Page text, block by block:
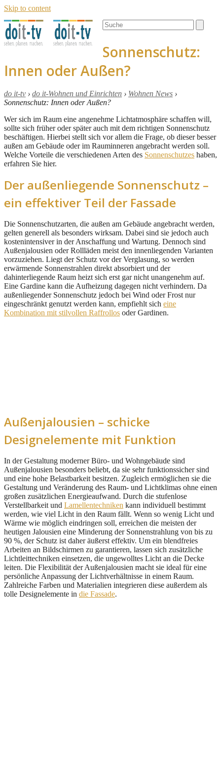
Skip to content
Open
mobile
Close
mobile
Search
Sonnenschutz:
Innen oder Außen?
do it-tv › do it-Wohnen und Einrichten › Wohnen News ›
Sonnenschutz: Innen oder Außen?
Wer sich im Raum eine angenehme Lichtatmosphäre schaffen will,
sollte sich früher oder später auch mit dem richtigen Sonnenschutz
beschäftigen. Hierbei stellt sich vor allem die Frage, ob dieser besser
außen am Gebäude oder im Rauminneren angebracht werden soll.
Welche Vorteile die verschiedenen Arten des Sonnenschutzes haben,
erfahren Sie hier.
Der außenliegende Sonnenschutz –
ein effektiver Teil der Fassade
Die Sonnenschutzarten, die außen am Gebäude angebracht werden,
gelten generell als besonders wirksam. Dabei sind sie jedoch auch
kostenintensiver in der Anschaffung und Wartung. Dennoch sind
Außenjalousien oder Rollläden meist den innenliegenden Varianten
vorzuziehen. Liegt der Schutz vor der Verglasung, so werden
erwärmende Sonnenstrahlen direkt absorbiert und der
dahinterliegende Raum heizt sich erst gar nicht unangenehm auf.
Eine Gardine kann die Aufheizung dagegen nicht verhindern. Da
außenliegender Sonnenschutz jedoch bei Wind oder Frost nur
eingeschränkt genutzt werden kann, empfiehlt sich eine
Kombination mit stilvollen Raffrollos oder Gardinen.
Außenjalousien – schicke
Designelemente mit Funktion
In der Gestaltung moderner Büro- und Wohngebäude sind
Außenjalousien besonders beliebt, da sie sehr funktionssicher sind
und eine hohe Belastbarkeit besitzen. Zugleich ermöglichen sie die
Gestaltung und Veränderung des Raum- und Lichtklimas ohne einen
großen zusätzlichen Energieaufwand. Durch die stufenlose
Verstellbarkeit und Lamellentechniken kann individuell bestimmt
werden, wie viel Licht in den Raum fällt. Wenn so wenig Licht und
Wärme wie möglich eindringen soll, erreichen die meisten der
heutigen Jalousien eine Minderung der Sonnenstrahlung von bis zu
90 %, der Schutz ist daher äußerst effektiv. Um ein blendfreies
Arbeiten an Bildschirmen zu garantieren, lassen sich zusätzliche
Lichtleittechniken einsetzen, die ungewolltes Licht an die Decke
leiten. Die Flexibilität der Außenjalousien macht sie ideal für eine
persönliche Anpassung der Lichtverhältnisse in einem Raum.
Zahlreiche Farben und Materialien integrieren diese außerdem als
tolle Designelemente in die Fassade.